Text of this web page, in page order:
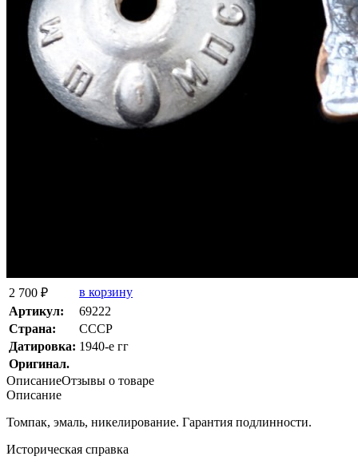
2 700 ₽
в корзину
Артикул:
69222
Страна:
СССР
Датировка: 1940-е гг
Оригинал.
ОписаниеОтзывы о товаре
Описание
Томпак, эмаль, никелирование. Гарантия подлинности.
Историческая справка